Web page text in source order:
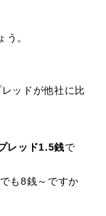
う。
ッドが他社に比
レッド1.5銭で
も8銭～ですか